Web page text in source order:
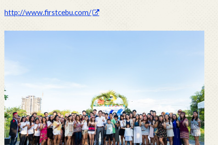
http://www.firstcebu.com/